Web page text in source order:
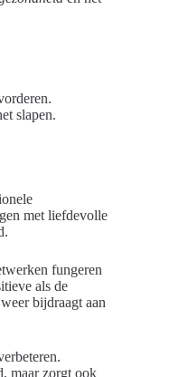
slapen.
met liefdevolle
fungeren
als de
bijdraagt aan
maar zorgt ook